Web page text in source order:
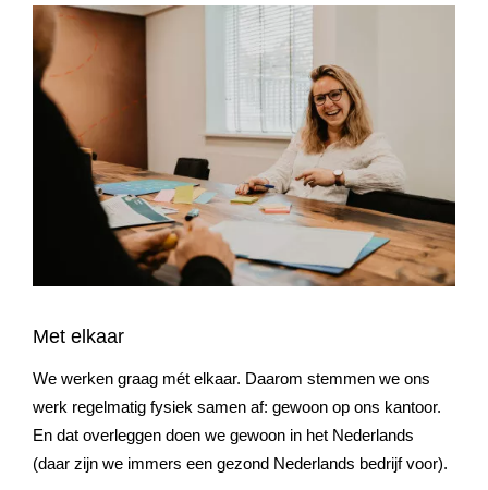
Wat hebben we van je nodig?
Heb je eerder ervaring opgedaan bij een online bureau? En
waar blink jij graag in uit: design, programmeren of in online
marketing? Vind je alles wel interessant? Laat je dan vooral
Sowieso willen we een unieke motivatie van je: waarom
ben jij dé persoon voor RB-Media en welke rol wil jij
spelen? Daarnaast is een actueel CV welkom.
Met elkaar
We werken graag mét elkaar. Daarom stemmen we ons
werk regelmatig fysiek samen af: gewoon op ons kantoor.
En dat overleggen doen we gewoon in het Nederlands
(daar zijn we immers een gezond Nederlands bedrijf voor).